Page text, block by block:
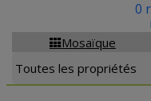
Mosaïque
0